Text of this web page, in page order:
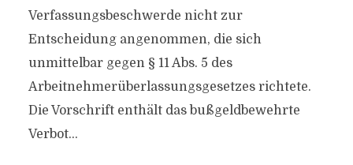
Verfassungsbeschwerde nicht zur
Entscheidung angenommen, die sich
unmittelbar gegen § 11 Abs. 5 des
Arbeitnehmerüberlassungsgesetzes richtete.
Die Vorschrift enthält das bußgeldbewehrte
Verbot...